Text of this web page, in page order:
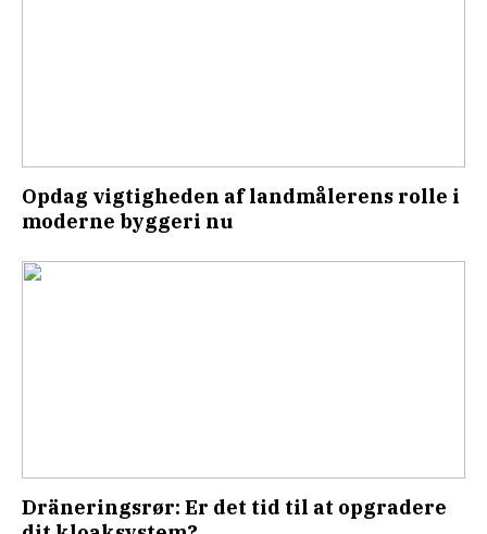
Opdag vigtigheden af landmålerens rolle i
moderne byggeri nu
Dräneringsrør: Er det tid til at opgradere